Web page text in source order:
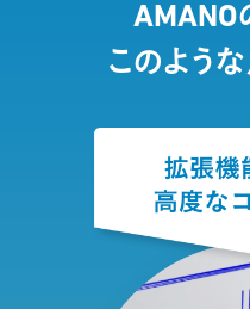
AMANO
このよう